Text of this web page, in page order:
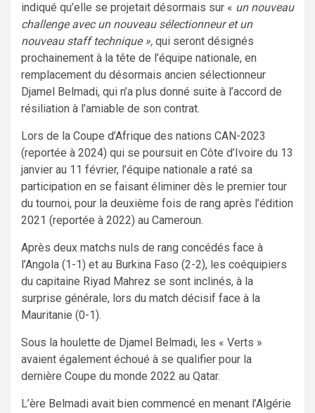
indiqué qu’elle se projetait désormais sur « un nouveau
challenge avec un nouveau sélectionneur et un
nouveau staff technique », qui seront désignés
prochainement à la tête de l’équipe nationale, en
remplacement du désormais ancien sélectionneur
Djamel Belmadi, qui n’a plus donné suite à l’accord de
résiliation à l’amiable de son contrat.
Lors de la Coupe d’Afrique des nations CAN-2023
(reportée à 2024) qui se poursuit en Côte d’Ivoire du 13
janvier au 11 février, l’équipe nationale a raté sa
participation en se faisant éliminer dès le premier tour
du tournoi, pour la deuxième fois de rang après l’édition
2021 (reportée à 2022) au Cameroun.
Après deux matchs nuls de rang concédés face à
l’Angola (1-1) et au Burkina Faso (2-2), les coéquipiers
du capitaine Riyad Mahrez se sont inclinés, à la
surprise générale, lors du match décisif face à la
Mauritanie (0-1).
Sous la houlette de Djamel Belmadi, les « Verts »
avaient également échoué à se qualifier pour la
dernière Coupe du monde 2022 au Qatar.
L’ère Belmadi avait bien commencé en menant l’Algérie